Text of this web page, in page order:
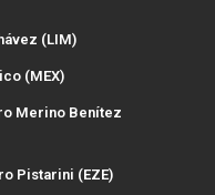
(LIM)
(MEX)
Merino Benítez
Pistarini (EZE)